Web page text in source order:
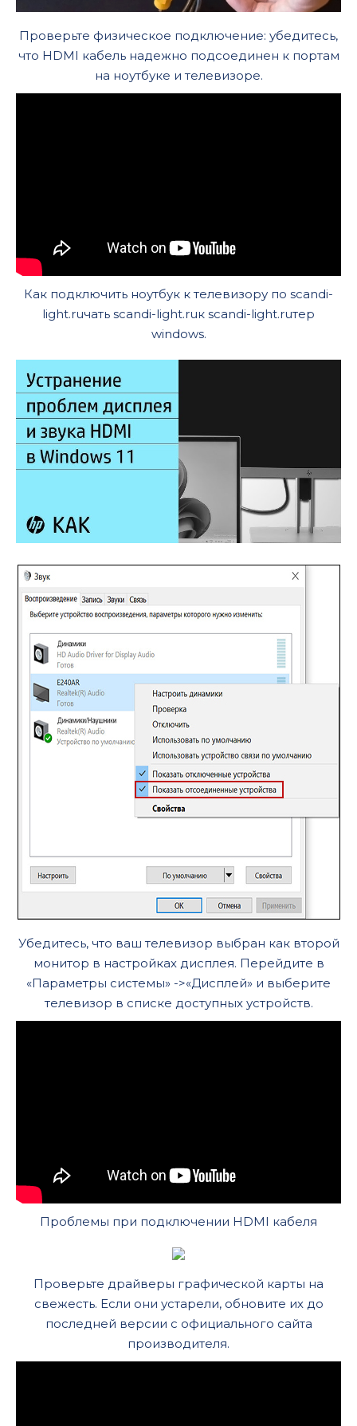
Проверьте физическое подключение: убедитесь,
что HDMI кабель надежно подсоединен к портам
на ноутбуке и телевизоре.
Как подключить ноутбук к телевизору по scandi-
light.ruчать scandi-light.ruк scandi-light.ruтер
windows.
Убедитесь, что ваш телевизор выбран как второй
монитор в настройках дисплея. Перейдите в
«Параметры системы» ->«Дисплей» и выберите
телевизор в списке доступных устройств.
Проблемы при подключении HDMI кабеля
Проверьте драйверы графической карты на
свежесть. Если они устарели, обновите их до
последней версии с официального сайта
производителя.